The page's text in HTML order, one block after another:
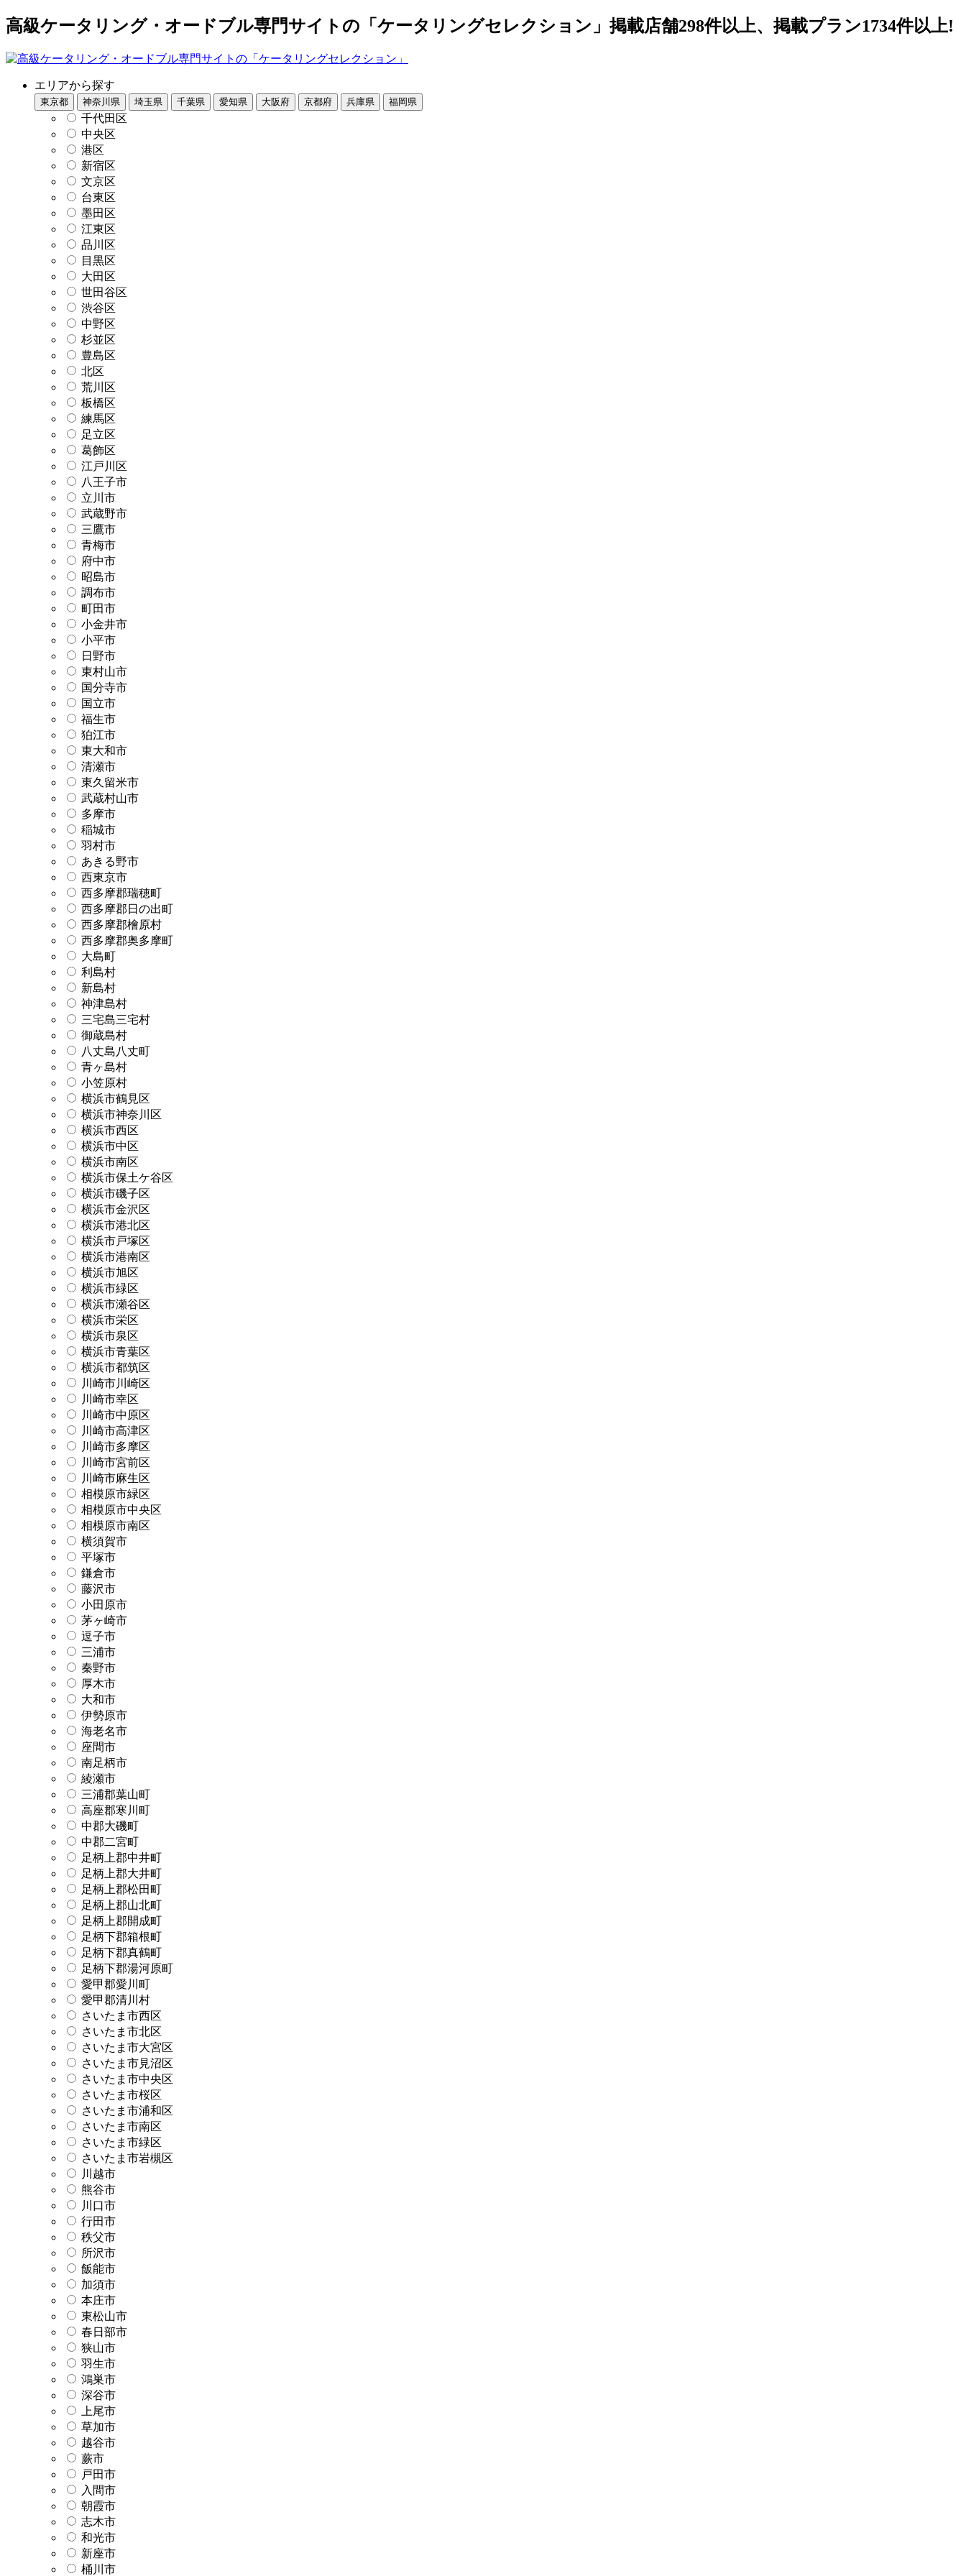
高級ケータリング・オードブル専門サイトの「ケータリングセレクション」掲載店舗298件以上、掲載プラン1734件以上!
エリアから探す
東京都 神奈川県 埼玉県 千葉県 愛知県 大阪府 京都府 兵庫県 福岡県
千代田区
中央区
港区
新宿区
文京区
台東区
墨田区
江東区
品川区
目黒区
大田区
世田谷区
渋谷区
中野区
杉並区
豊島区
北区
荒川区
板橋区
練馬区
足立区
葛飾区
江戸川区
八王子市
立川市
武蔵野市
三鷹市
青梅市
府中市
昭島市
調布市
町田市
小金井市
小平市
日野市
東村山市
国分寺市
国立市
福生市
狛江市
東大和市
清瀬市
東久留米市
武蔵村山市
多摩市
稲城市
羽村市
あきる野市
西東京市
西多摩郡瑞穂町
西多摩郡日の出町
西多摩郡檜原村
西多摩郡奥多摩町
大島町
利島村
新島村
神津島村
三宅島三宅村
御蔵島村
八丈島八丈町
青ヶ島村
小笠原村
横浜市鶴見区
横浜市神奈川区
横浜市西区
横浜市中区
横浜市南区
横浜市保土ケ谷区
横浜市磯子区
横浜市金沢区
横浜市港北区
横浜市戸塚区
横浜市港南区
横浜市旭区
横浜市緑区
横浜市瀬谷区
横浜市栄区
横浜市泉区
横浜市青葉区
横浜市都筑区
川崎市川崎区
川崎市幸区
川崎市中原区
川崎市高津区
川崎市多摩区
川崎市宮前区
川崎市麻生区
相模原市緑区
相模原市中央区
相模原市南区
横須賀市
平塚市
鎌倉市
藤沢市
小田原市
茅ヶ崎市
逗子市
三浦市
秦野市
厚木市
大和市
伊勢原市
海老名市
座間市
南足柄市
綾瀬市
三浦郡葉山町
高座郡寒川町
中郡大磯町
中郡二宮町
足柄上郡中井町
足柄上郡大井町
足柄上郡松田町
足柄上郡山北町
足柄上郡開成町
足柄下郡箱根町
足柄下郡真鶴町
足柄下郡湯河原町
愛甲郡愛川町
愛甲郡清川村
さいたま市西区
さいたま市北区
さいたま市大宮区
さいたま市見沼区
さいたま市中央区
さいたま市桜区
さいたま市浦和区
さいたま市南区
さいたま市緑区
さいたま市岩槻区
川越市
熊谷市
川口市
行田市
秩父市
所沢市
飯能市
加須市
本庄市
東松山市
春日部市
狭山市
羽生市
鴻巣市
深谷市
上尾市
草加市
越谷市
蕨市
戸田市
入間市
朝霞市
志木市
和光市
新座市
桶川市